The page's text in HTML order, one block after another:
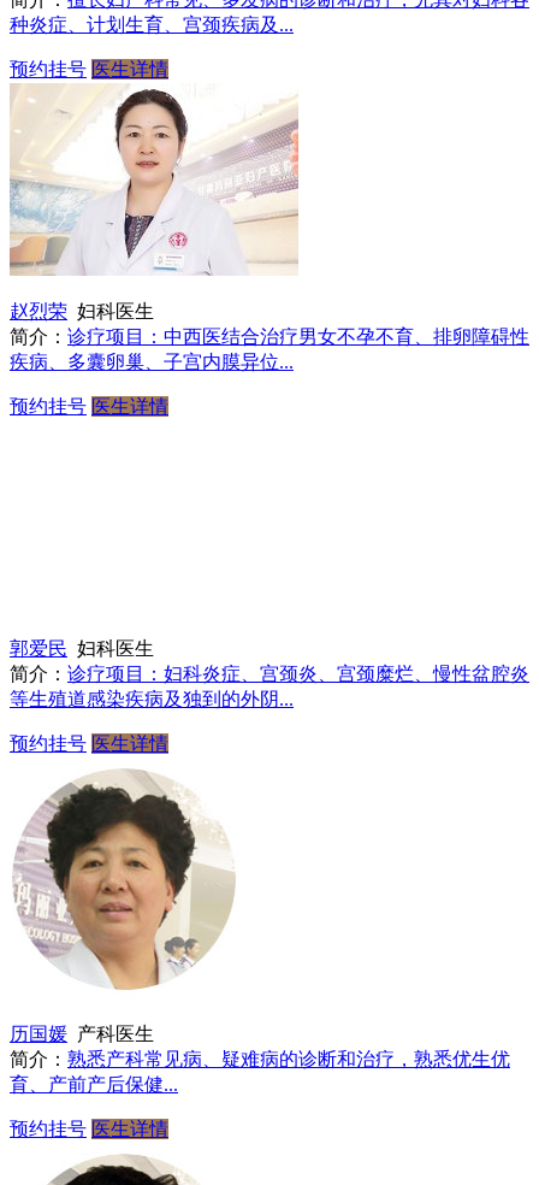
种炎症、计划生育、宫颈疾病及...
预约挂号 医生详情
赵烈荣 妇科医生
简介： 诊疗项目：中西医结合治疗男女不孕不育、排卵障碍性
疾病、多囊卵巢、子宫内膜异位...
预约挂号 医生详情
郭爱民 妇科医生
简介： 诊疗项目：妇科炎症、宫颈炎、宫颈糜烂、慢性盆腔炎
等生殖道感染疾病及独到的外阴...
预约挂号 医生详情
历国媛 产科医生
简介： 熟悉产科常见病、疑难病的诊断和治疗，熟悉优生优
育、产前产后保健...
预约挂号 医生详情